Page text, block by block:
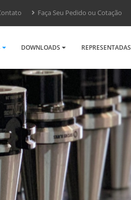
Faça Seu Pedido ou Cotação
DOWNLOADS REPRESENTADAS